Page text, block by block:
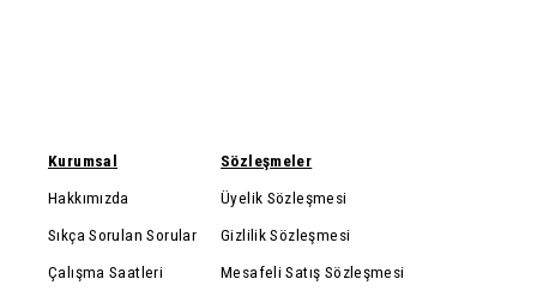
Kurumsal
Hakkımızda
Sıkça Sorulan Sorular
Çalışma Saatleri
Sözleşmeler
Üyelik Sözleşmesi
Gizlilik Sözleşmesi
Mesafeli Satış Sözleşmesi